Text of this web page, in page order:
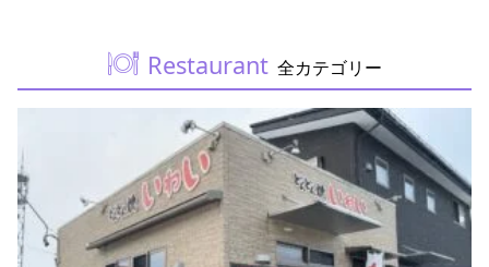
Restaurant 全カテゴリー